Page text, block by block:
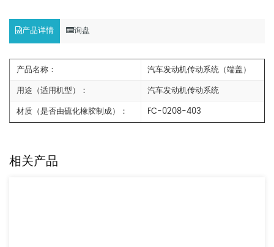
产品详情 询盘
产品名称：
汽车发动机传动系统（端盖）
用途（适用机型）：
汽车发动机传动系统
材质（是否由硫化橡胶制成）：
FC-0208-403
相关产品